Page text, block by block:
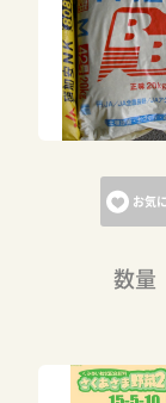
お気
数量